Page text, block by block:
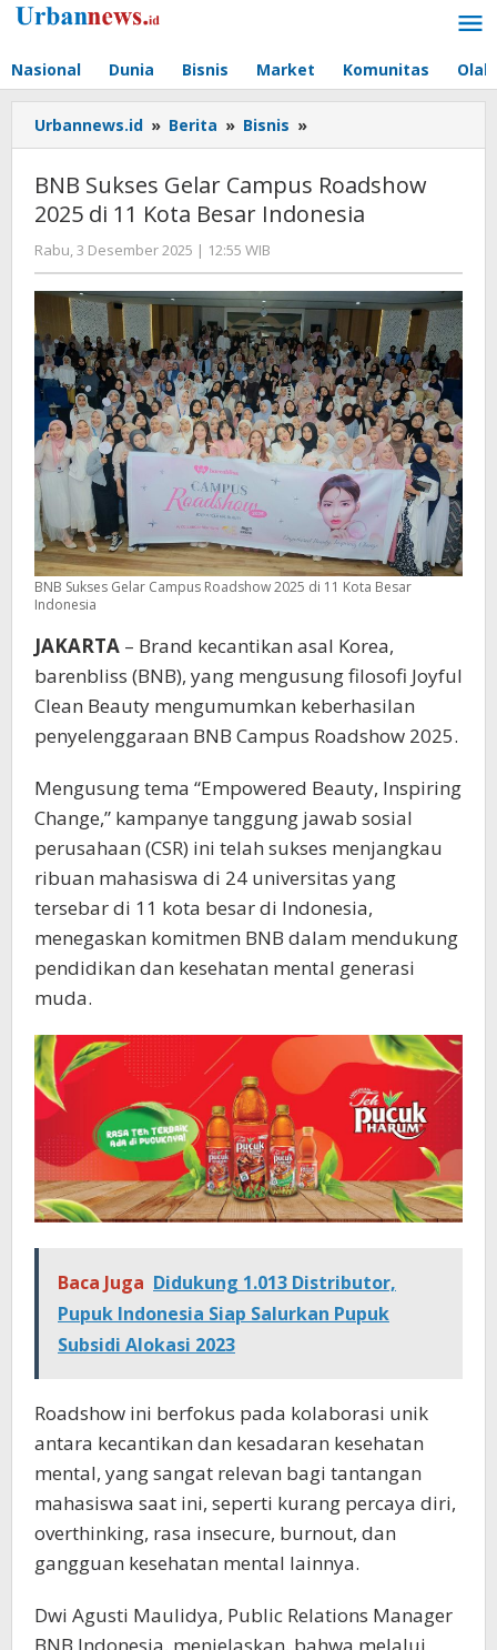
Lewati
Nasional Dunia Bisnis Market Komunitas
Urbannews.id » Berita » Bisnis »
Sukses
Campus
Roadshow
11
Kota
Besar
Indonesia
BNB Sukses Gelar Campus Roadshow
2025 di 11 Kota Besar Indonesia
Rabu, 3 Desember 2025 | 12:55 WIB
Editor
BNB Sukses Gelar Campus Roadshow 2025 di 11 Kota Besar
Indonesia
JAKARTA – Brand kecantikan asal Korea,
barenbliss (BNB), yang mengusung filosofi Joyful
Clean Beauty mengumumkan keberhasilan
penyelenggaraan BNB Campus Roadshow 2025.
Mengusung tema “Empowered Beauty, Inspiring
Change,” kampanye tanggung jawab sosial
perusahaan (CSR) ini telah sukses menjangkau
ribuan mahasiswa di 24 universitas yang
tersebar di 11 kota besar di Indonesia,
menegaskan komitmen BNB dalam mendukung
pendidikan dan kesehatan mental generasi
muda.
Baca Juga Didukung 1.013 Distributor,
Pupuk Indonesia Siap Salurkan Pupuk
Subsidi Alokasi 2023
Roadshow ini berfokus pada kolaborasi unik
antara kecantikan dan kesadaran kesehatan
mental, yang sangat relevan bagi tantangan
mahasiswa saat ini, seperti kurang percaya diri,
overthinking, rasa insecure, burnout, dan
gangguan kesehatan mental lainnya.
Dwi Agusti Maulidya, Public Relations Manager